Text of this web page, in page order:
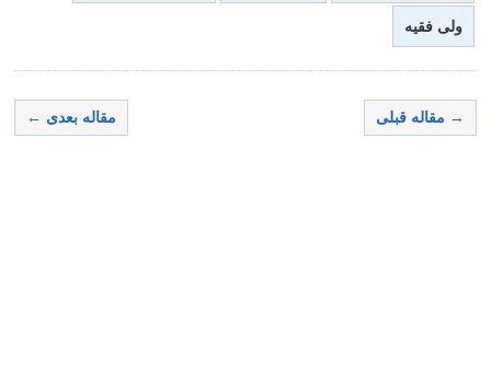
ولی فقیه
→ مقاله قبلی مقاله بعدی ←